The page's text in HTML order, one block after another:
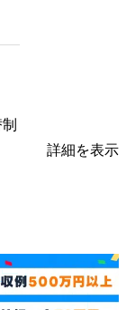
詳細を表示